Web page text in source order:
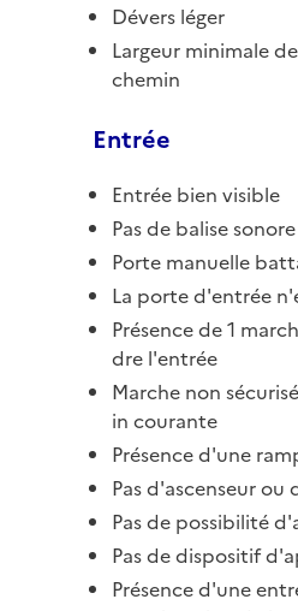
Dévers léger
Largeur minimale
chemin
Entrée
Entrée bien visible
Pas de balise sonore
Porte manuelle
La porte d'entrée
Présence de 1
dre l'entrée
Marche non
in courante
Présence d'une
Pas d'ascenseur ou
Pas de possibilité
Pas de dispositif
Présence d'une